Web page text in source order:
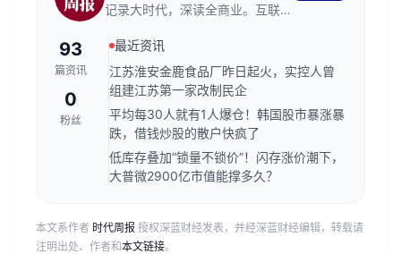
记录大时代，深读全商业。互联网
44120230006
93
篇资讯
0
粉丝
最近资讯
江苏淮安金鹿食品厂昨日起火，实控人曾
组建江苏第一家改制民企
平均每30人就有1人爆仓！韩国股市暴涨暴
跌，借钱炒股的散户快疯了
低库存叠加“锁量不锁价”！闪存涨价潮下，
大普微2900亿市值能撑多久？
本文系作者 时代周报 授权深蓝财经发表，并经深蓝财经编辑，转载请
注明出处、作者和本文链接。